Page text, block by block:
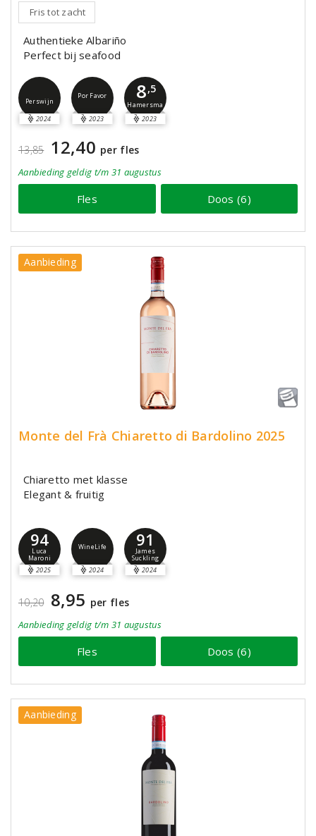
Fris tot zacht
Authentieke Albariño
Perfect bij seafood
Perswijn
2024
Por Favor
2023
8,5
Hamersma
2023
13,85 12,40 per fles
Aanbieding geldig t/m 31 augustus
Fles Doos (6)
Aanbieding
Monte del Frà Chiaretto di Bardolino 2025
Chiaretto met klasse
Elegant & fruitig
94
Luca
Maroni
2025
WineLife
2024
91
James
Suckling
2024
10,20 8,95 per fles
Aanbieding geldig t/m 31 augustus
Fles Doos (6)
Aanbieding